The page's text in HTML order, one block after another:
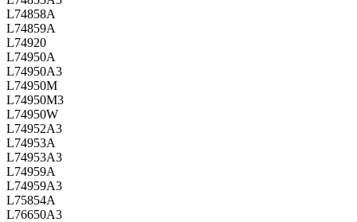
L74858A
L74859A
L74920
L74950A
L74950A3
L74950M
L74950M3
L74950W
L74952A3
L74953A
L74953A3
L74959A
L74959A3
L75854A
L76650A3